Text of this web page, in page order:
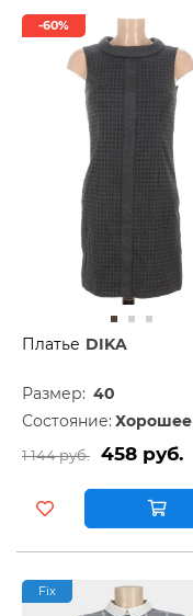
-60%
Платье DIKA
Размер: 40
Состояние: Хорошее
1 144 руб. 458 руб.
Fix